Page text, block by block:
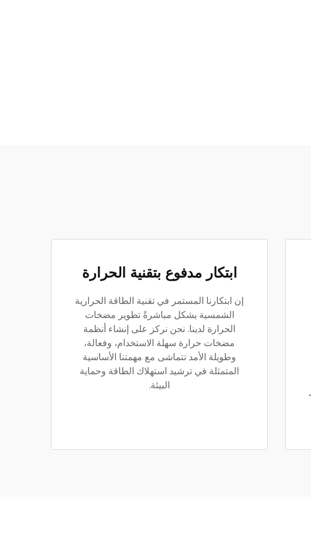
ابتكار مدفوع بتقنية الحرارة
إن ابتكارنا المستمر في تقنية الطاقة الحرارية
الشمسية يشكل مباشرةً تطوير مضخات
الحرارة لدينا. نحن نركز على إنشاء أنظمة
مضخات حرارة سهلة الاستخدام، وفعالة،
وطويلة الأمد تتماشى مع مهمتنا الأساسية
المتمثلة في ترشيد استهلاك الطاقة وحماية
البيئة.